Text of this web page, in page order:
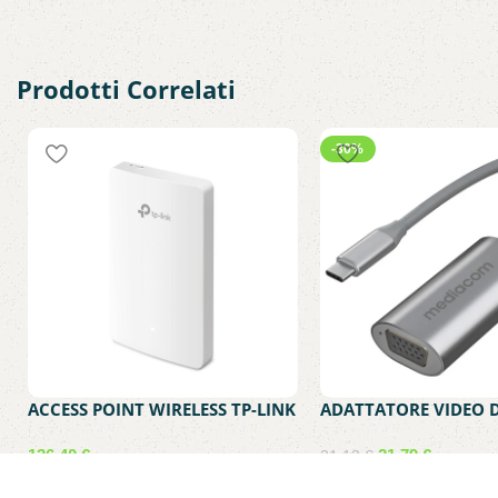
Prodotti Correlati
ACCESS POINT WIRELESS TP-LINK
PARETE
136,40€
-30%
ADATTATORE VIDEO
MEDIACOM MD-C307
31,13 € 21,79 €